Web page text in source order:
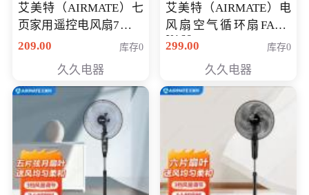
艾美特（AIRMATE）七
页家用遥控电风扇7档风
量空气循环摇头立式落
定时落地式风扇CS35-
R20
209.00 库存0
久久电器
艾美特（AIRMATE）电
风扇空气循环扇FA18-
X168
299.00 库存0
久久电器